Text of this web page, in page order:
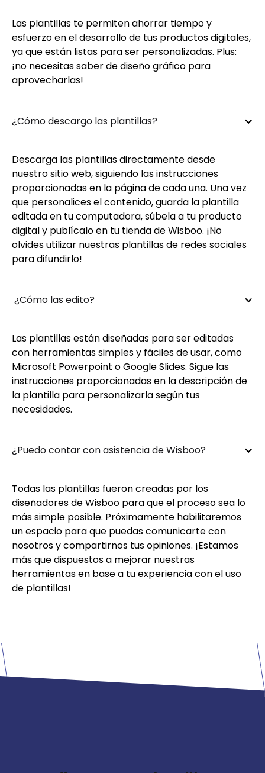
Las plantillas te permiten ahorrar tiempo y
esfuerzo en el desarrollo de tus productos digitales,
ya que están listas para ser personalizadas. Plus:
¡no necesitas saber de diseño gráfico para
aprovecharlas!
¿Cómo descargo las plantillas?
Descarga las plantillas directamente desde
nuestro sitio web, siguiendo las instrucciones
proporcionadas en la página de cada una. Una vez
que personalices el contenido, guarda la plantilla
editada en tu computadora, súbela a tu producto
digital y publícalo en tu tienda de Wisboo. ¡No
olvides utilizar nuestras plantillas de redes sociales
para difundirlo!
¿Cómo las edito?
Las plantillas están diseñadas para ser editadas
con herramientas simples y fáciles de usar, como
Microsoft Powerpoint o Google Slides. Sigue las
instrucciones proporcionadas en la descripción de
la plantilla para personalizarla según tus
necesidades.
¿Puedo contar con asistencia de Wisboo?
Todas las plantillas fueron creadas por los
diseñadores de Wisboo para que el proceso sea lo
más simple posible. Próximamente habilitaremos
un espacio para que puedas comunicarte con
nosotros y compartirnos tus opiniones. ¡Estamos
más que dispuestos a mejorar nuestras
herramientas en base a tu experiencia con el uso
de plantillas!